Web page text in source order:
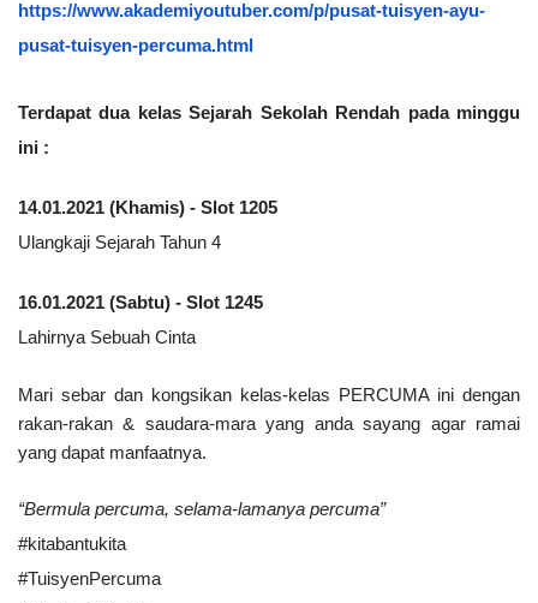
https://www.akademiyoutuber.com/p/pusat-tuisyen-ayu-
pusat-tuisyen-percuma.html
Terdapat dua kelas Sejarah Sekolah Rendah pada minggu
ini :
14.01.2021 (Khamis) - Slot 1205
Ulangkaji Sejarah Tahun 4
16.01.2021 (Sabtu) - Slot 1245
Lahirnya Sebuah Cinta
Mari sebar dan kongsikan kelas-kelas PERCUMA ini dengan
rakan-rakan & saudara-mara yang anda sayang agar ramai
yang dapat manfaatnya.
“Bermula percuma, selama-lamanya percuma”
#kitabantukita
#TuisyenPercuma